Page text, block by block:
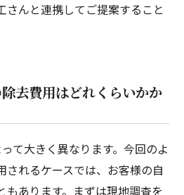
さんと連携してご提案すること
去費用はどれくらいかか
て大きく異なります。今回のよ
されるケースでは、お客様の自
もあります。まずは現地調査を